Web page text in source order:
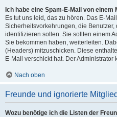
Ich habe eine Spam-E-Mail von
Es tut uns leid, das zu hören. Das E-
Sicherheitsvorkehrungen, die
identifizieren sollen. Sie sollten einem
Sie bekommen haben, weiterleiten.
(Headers) mitzuschicken. Diese
E-Mail verschickt hat. Der
Nach oben
Freunde und ignorierte
Wozu benötige ich die Listen der